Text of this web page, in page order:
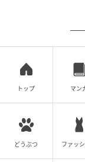
トップ マン
どうぶつ ファッ